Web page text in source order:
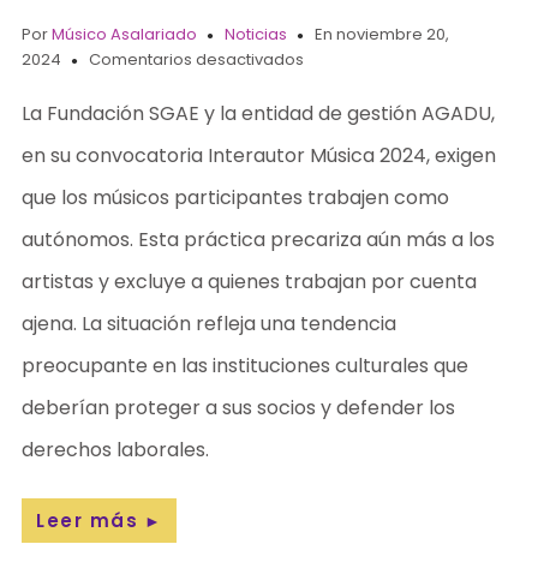
PorMúsico Asalariado Noticias
En noviembre 20,
2024
Comentarios desactivados
La Fundación SGAE y la entidad de gestión AGADU,
en su convocatoria Interautor Música 2024, exigen
que los músicos participantes trabajen como
autónomos. Esta práctica precariza aún más a los
artistas y excluye a quienes trabajan por cuenta
ajena. La situación refleja una tendencia
preocupante en las instituciones culturales que
deberían proteger a sus socios y defender los
derechos laborales.
Leer más ►